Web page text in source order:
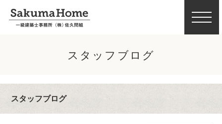
スタッフブログ
スタッフブログ